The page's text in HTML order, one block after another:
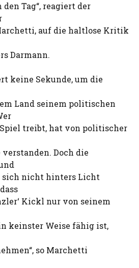
Tag“, reagiert der
auf die haltlose Kritik
Darmann.
keine Sekunde, um die
Land seinem politischen
treibt, hat von politischer
Doch die
sich nicht hinters Licht
Kickl nur von seinem
keinster Weise fähig ist,
so Marchetti